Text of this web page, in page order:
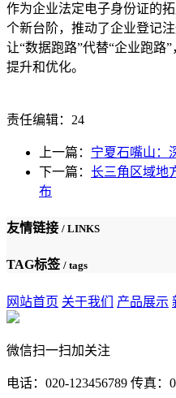
作为企业法定电子身份证的
个新台阶，推动了企业登记
让“数据跑路”代替“企业跑路
提升和优化。
责任编辑：24
上一篇： 宁夏石嘴山：
下一篇： 长三角区域地
布
友情链接 / LINKS
TAG标签 / tags
网站首页 关于我们 产品展示
微信扫一扫加关注
电话：020-123456789 传真：